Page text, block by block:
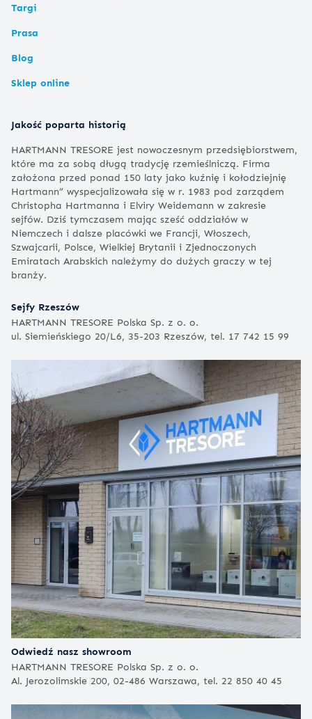
Targi
Prasa
Blog
Sklep online
Jakość poparta historią
HARTMANN TRESORE jest nowoczesnym przedsiębiorstwem,
które ma za sobą długą tradycję rzemieślniczą. Firma
założona przed ponad 150 laty jako kuźnię i kołodziejnię
Hartmann” wyspecjalizowała się w r. 1983 pod zarządem
Christopha Hartmanna i Elviry Weidemann w zakresie
sejfów. Dziś tymczasem mając sześć oddziałów w
Niemczech i dalsze placówki we Francji, Włoszech,
Szwajcarii, Polsce, Wielkiej Brytanii i Zjednoczonych
Emiratach Arabskich należymy do dużych graczy w tej
branży.
Sejfy Rzeszów
HARTMANN TRESORE Polska Sp. z o. o.
ul. Siemieńskiego 20/L6, 35-203 Rzeszów, tel. 17 742 15 99
Odwiedź nasz showroom
HARTMANN TRESORE Polska Sp. z o. o.
Al. Jerozolimskie 200, 02-486 Warszawa, tel. 22 850 40 45